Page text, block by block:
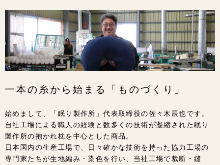
一本の糸から始まる「ものづくり」
始めまして、「眠り製作所」代表取締役の佐々木辰也です。
自社工場による職人の経験と数多くの技術が凝縮された眠り
製作所の抱かれ枕を中心とした商品。
日本国内の生産工場で、日々確かな技術を持った協力工場の
専門家たちが生地編み・染色を行い、当社工場で裁断・縫